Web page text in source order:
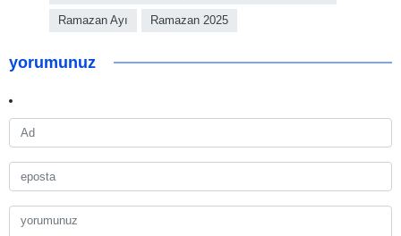
Ramazan Ayı Ramazan 2025
yorumunuz